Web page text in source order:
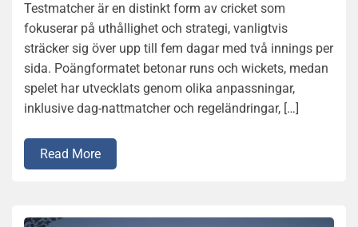
Testmatcher är en distinkt form av cricket som
fokuserar på uthållighet och strategi, vanligtvis
sträcker sig över upp till fem dagar med två innings per
sida. Poängformatet betonar runs och wickets, medan
spelet har utvecklats genom olika anpassningar,
inklusive dag-nattmatcher och regeländringar, […]
Read More